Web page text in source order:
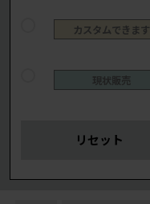
カスタムできます
現状販売
リセット